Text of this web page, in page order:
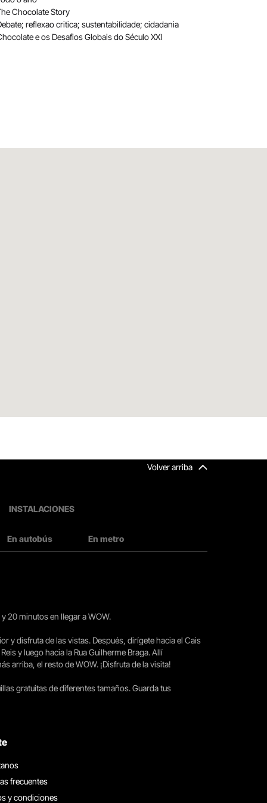
Chocolate Story
reflexao critica; sustentabilidade; cidadania
e os Desafios Globais do Século XXI
Volver arriba
INSTALACIONES
En autobús En metro
20 minutos en llegar a WOW.
y disfruta de las vistas. Después, dirígete hacia el Cais
y luego hacia la Rua Guilherme Braga. Allí
arriba, el resto de WOW. ¡Disfruta de la visita!
gratuitas de diferentes tamaños. Guarda tus
frecuentes
y condiciones